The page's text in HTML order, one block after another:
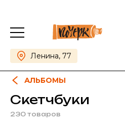
Ленина, 77
АЛЬБОМЫ
Скетчбуки
230 товаров